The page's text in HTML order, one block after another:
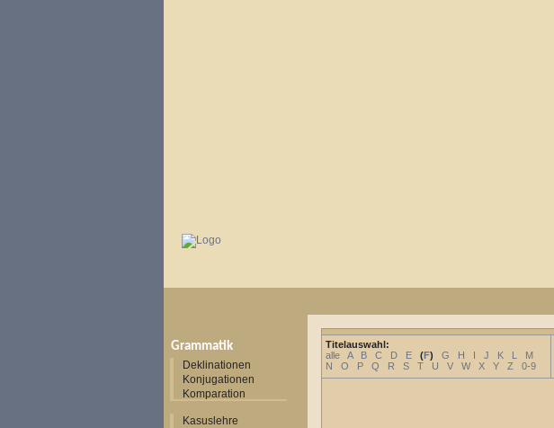
Grammatik
Deklinationen
Konjugationen
Komparation
Kasuslehre
Titelauswahl:
alle
A B C D E (F) G H I J K L
M
N
O P Q R S T U V W X Y Z 0-9